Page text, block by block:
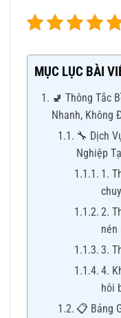
MỤC LỤC BÀI
🚽 Thông Tắc
Nhanh, Không
🔧 Dịch
Nghiệp
1.
2.
nén
3.
4.
hôi
📋 Bảng